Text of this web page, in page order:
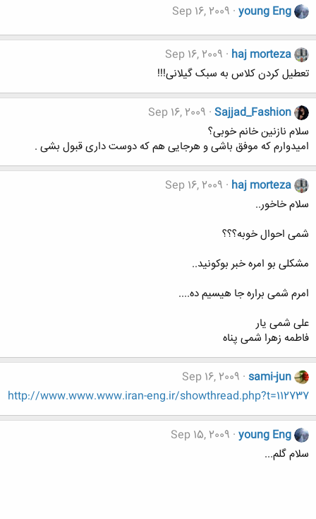
young Eng
Sep 16, 2009
haj morteza
Sep 16, 2009
تعطیل کردن کلاس به سبک گیلانی!!!
Sajjad_Fashion
Sep 16, 2009
سلام نازنین خانم خوبی؟
امیدوارم که موفق باشی و هرجایی هم که دوست داری قبول بشی .
haj morteza
Sep 16, 2009
سلام خاخور..
شمی احوال خوبه؟؟؟
مشکلی بو امره خبر بوکونید..
امرم شمی براره جا هیسیم ده....
علی شمی یار
فاطمه زهرا شمی پناه
sami-jun
Sep 16, 2009
http://www.www.www.iran-eng.ir/showthread.php?t=112737
young Eng
Sep 15, 2009
سلام گلم...